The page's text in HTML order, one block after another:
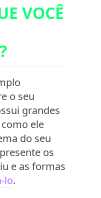
VOCÊ
o seu
grandes
ele
do seu
os
e as formas
lo.